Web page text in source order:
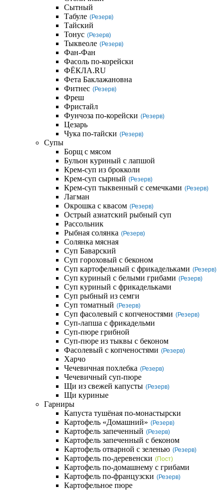
Сытный
Табуле (Резерв)
Тайский
Тонус (Резерв)
Тыквеоле (Резерв)
Фан-Фан
Фасоль по-корейски
ФЁКЛА.RU
Фета Баклажановна
Фитнес (Резерв)
Фреш
Фристайл
Фунчоза по-корейски (Резерв)
Цезарь
Чука по-тайски (Резерв)
Супы
Борщ с мясом
Бульон куриный с лапшой
Крем-суп из брокколи
Крем-суп сырный (Резерв)
Крем-суп тыквенный с семечками (Резерв)
Лагман
Окрошка с квасом (Резерв)
Острый азиатский рыбный суп
Рассольник
Рыбная солянка (Резерв)
Солянка мясная
Суп Баварский
Суп гороховый с беконом
Суп картофельный с фрикадельками (Резерв)
Суп куриный с белыми грибами (Резерв)
Суп куриный с фрикадельками
Суп рыбный из семги
Суп томатный (Резерв)
Суп фасолевый с копченостями (Резерв)
Суп-лапша с фрикадельми
Суп-пюре грибной
Суп-пюре из тыквы с беконом
Фасолевый с копченостями (Резерв)
Харчо
Чечевичная похлебка (Резерв)
Чечевичный суп-пюре
Щи из свежей капусты (Резерв)
Щи куриные
Гарниры
Капуста тушёная по-монастырски
Картофель «Домашний» (Резерв)
Картофель запеченный (Резерв)
Картофель запеченный с беконом
Картофель отварной с зеленью (Резерв)
Картофель по-деревенски (Пост)
Картофель по-домашнему с грибами
Картофель по-французски (Резерв)
Картофельное пюре